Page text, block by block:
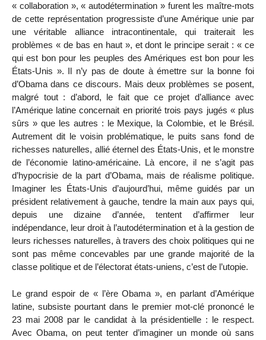
« collaboration », « autodétermination » furent les maître-mots
de cette représentation progressiste d’une Amérique unie par
une véritable alliance intracontinentale, qui traiterait les
problèmes « de bas en haut », et dont le principe serait : « ce
qui est bon pour les peuples des Amériques est bon pour les
États-Unis ». Il n’y pas de doute à émettre sur la bonne foi
d’Obama dans ce discours. Mais deux problèmes se posent,
malgré tout : d’abord, le fait que ce projet d’alliance avec
l’Amérique latine concernait en priorité trois pays jugés « plus
sûrs » que les autres : le Mexique, la Colombie, et le Brésil.
Autrement dit le voisin problématique, le puits sans fond de
richesses naturelles, allié éternel des États-Unis, et le monstre
de l’économie latino-américaine. Là encore, il ne s’agit pas
d’hypocrisie de la part d’Obama, mais de réalisme politique.
Imaginer les États-Unis d’aujourd’hui, même guidés par un
président relativement à gauche, tendre la main aux pays qui,
depuis une dizaine d’année, tentent d’affirmer leur
indépendance, leur droit à l’autodétermination et à la gestion de
leurs richesses naturelles, à travers des choix politiques qui ne
sont pas même concevables par une grande majorité de la
classe politique et de l’électorat états-uniens, c’est de l’utopie.
Le grand espoir de « l’ère Obama », en parlant d’Amérique
latine, subsiste pourtant dans le premier mot-clé prononcé le
23 mai 2008 par le candidat à la présidentielle : le respect.
Avec Obama, on peut tenter d’imaginer un monde où sans